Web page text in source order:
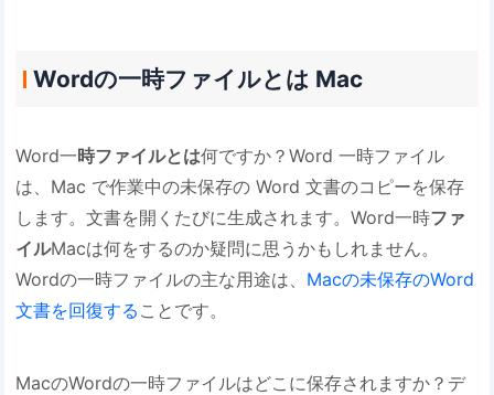
Wordの一時ファイルとは Mac
Word一時ファイルとは何ですか？Word 一時ファイル
は、Mac で作業中の未保存の Word 文書のコピーを保存
します。文書を開くたびに生成されます。Word一時ファ
イルMacは何をするのか疑問に思うかもしれません。
Wordの一時ファイルの主な用途は、 Macの未保存のWord
文書を回復する ことです。
MacのWordの一時ファイルはどこに保存されますか？デ